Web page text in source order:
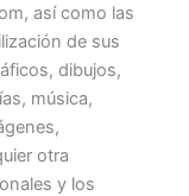
así como las
de sus
dibujos,
música,
otra
y los